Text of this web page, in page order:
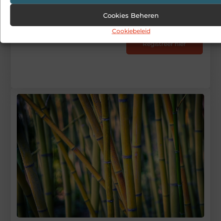
Cookies Beheren
Cookiebeleid
met bloggen op
Registreer hier